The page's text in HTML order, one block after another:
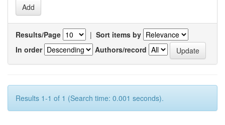
Results/Page | Sort items by
In order
Authors/record
Results 1-1 of 1 (Search time: 0.001 seconds).